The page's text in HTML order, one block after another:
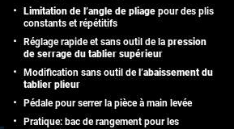
Limitation de l’angle de pliage pour des plis
constants et répétitifs
Réglage rapide et sans outil de la pression
de serrage du tablier supérieur
Modification sans outil de l’abaissement du
tablier plieur
Pédale pour serrer la pièce à main levée
Pratique: bac de rangement pour les